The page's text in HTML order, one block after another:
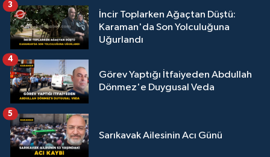
İncir Toplarken Ağaçtan Düştü:
Karaman'da Son Yolculuğuna
Uğurlandı
3
Görev Yaptığı İtfaiyeden Abdullah
Dönmez'e Duygusal Veda
4
Sarıkavak Ailesinin Acı Günü
5